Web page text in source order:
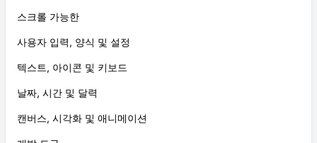
스크롤 가능한
사용자 입력, 양식 및 설정
텍스트, 아이콘 및 키보드
날짜, 시간 및 달력
캔버스, 시각화 및 애니메이션